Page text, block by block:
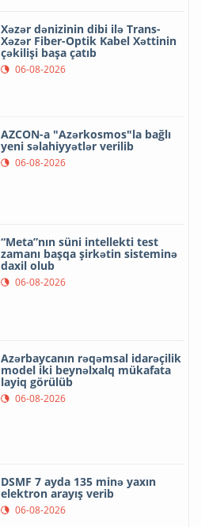
Xəzər dənizinin dibi ilə Trans-
Xəzər Fiber-Optik Kabel Xəttinin
çəkilişi başa çatıb
06-08-2026
AZCON-a "Azərkosmos"la bağlı
yeni səlahiyyətlər verilib
06-08-2026
“Meta”nın süni intellekti test
zamanı başqa şirkətin sisteminə
daxil olub
06-08-2026
Azərbaycanın rəqəmsal idarəçilik
model iki beynəlxalq mükafata
layiq görülüb
06-08-2026
DSMF 7 ayda 135 minə yaxın
elektron arayış verib
06-08-2026